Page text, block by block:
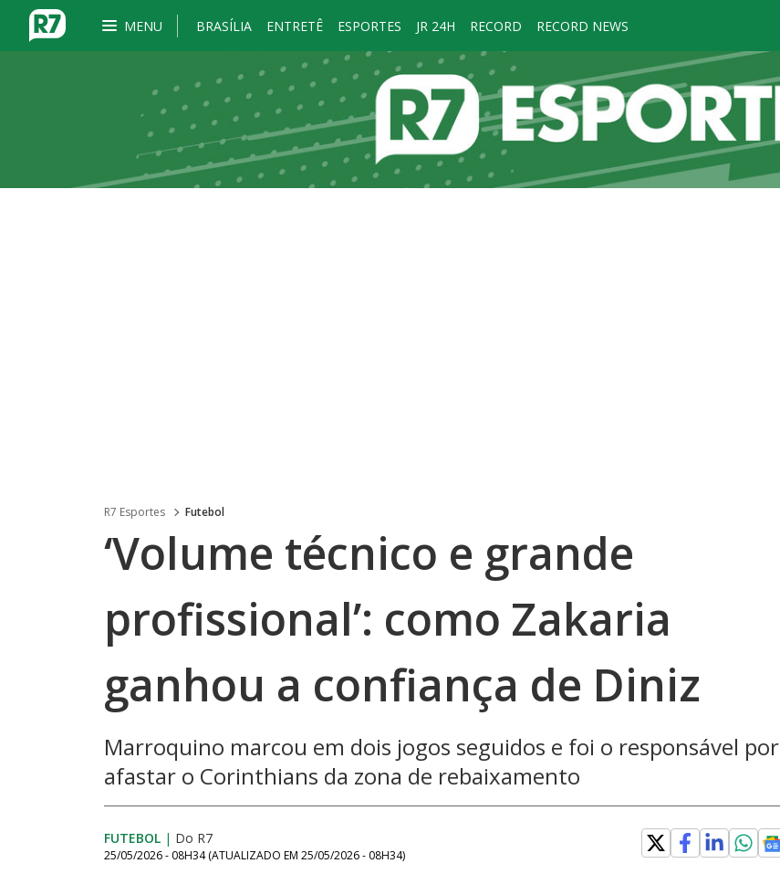
MENU BRASÍLIA ENTRETÊ ESPORTES JR 24H RECORD RECORD NEWS
R7 Esportes Futebol
‘Volume técnico e grande
profissional’: como Zakaria
ganhou a confiança de Diniz
Marroquino marcou em dois jogos seguidos e foi o responsável por
afastar o Corinthians da zona de rebaixamento
FUTEBOL | Do R7
25/05/2026 - 08H34 (ATUALIZADO EM 25/05/2026 - 08H34)